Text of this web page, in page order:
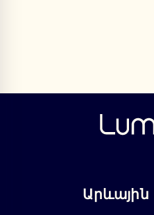
Արևային